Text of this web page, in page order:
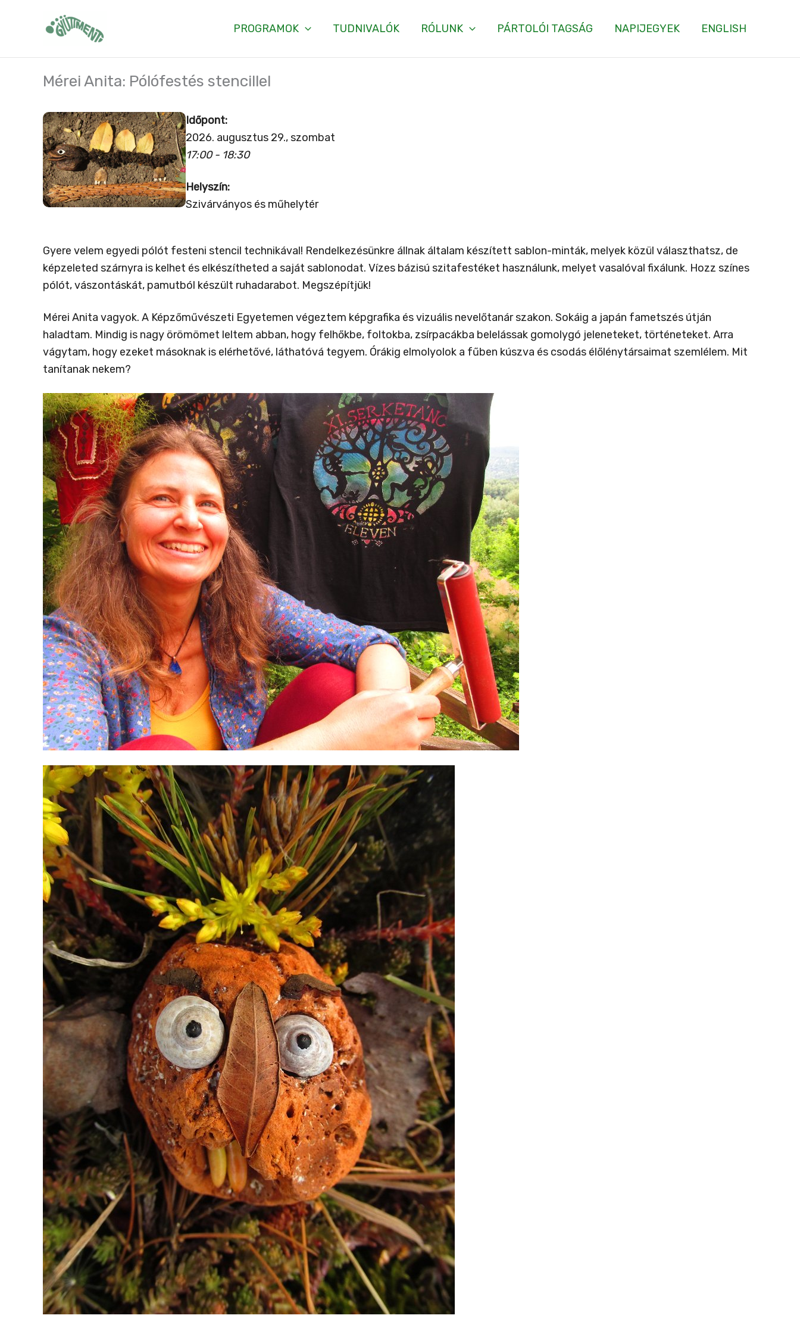
PROGRAMOK TUDNIVALÓK RÓLUNK PÁRTOLÓI TAGSÁG NAPIJEGYEK ENGLISH
Mérei Anita: Pólófestés stencillel
Időpont:
2026. augusztus 29., szombat
17:00 - 18:30
Helyszín:
Szivárványos és műhelytér
Gyere velem egyedi pólót festeni stencil technikával! Rendelkezésünkre állnak általam készített sablon-minták, melyek közül választhatsz, de
képzeleted szárnyra is kelhet és elkészítheted a saját sablonodat. Vízes bázisú szitafestéket használunk, melyet vasalóval fixálunk. Hozz színes
pólót, vászontáskát, pamutból készült ruhadarabot. Megszépítjük!
Mérei Anita vagyok. A Képzőművészeti Egyetemen végeztem képgrafika és vizuális nevelőtanár szakon. Sokáig a japán fametszés útján
haladtam. Mindig is nagy örömömet leltem abban, hogy felhőkbe, foltokba, zsírpacákba belelássak gomolygó jeleneteket, történeteket. Arra
vágytam, hogy ezeket másoknak is elérhetővé, láthatóvá tegyem. Órákig elmolyolok a fűben kúszva és csodás élőlénytársaimat szemlélem. Mit
tanítanak nekem?